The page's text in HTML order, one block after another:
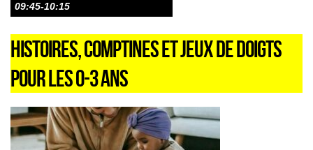
09:45-10:15
HISTOIRES, COMPTINES ET JEUX DE DOIGTS
POUR LES 0-3 ANS